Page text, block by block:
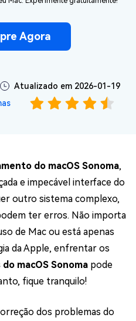
Agora
Atualizado em 2026-01-19
do macOS Sonoma,
e impecável interface do
outro sistema complexo,
ter erros. Não importa
de Mac ou está apenas
da Apple, enfrentar os
macOS Sonoma pode
fique tranquilo!
dos problemas do